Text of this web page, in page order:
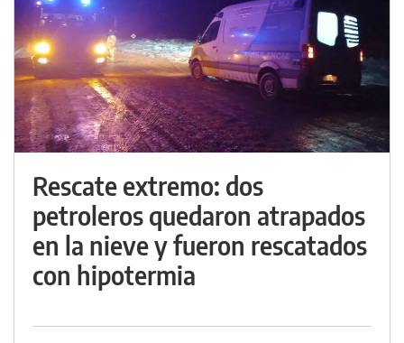
Rescate extremo: dos
petroleros quedaron atrapados
en la nieve y fueron rescatados
con hipotermia